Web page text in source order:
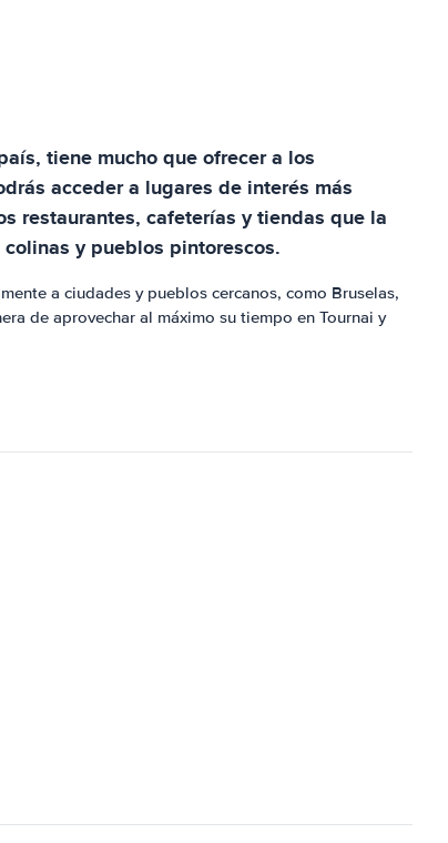
tiene mucho que ofrecer a los
acceder a lugares de interés más
restaurantes, cafeterías y tiendas que la
y pueblos pintorescos.
a ciudades y pueblos cercanos, como Bruselas,
de aprovechar al máximo su tiempo en Tournai y